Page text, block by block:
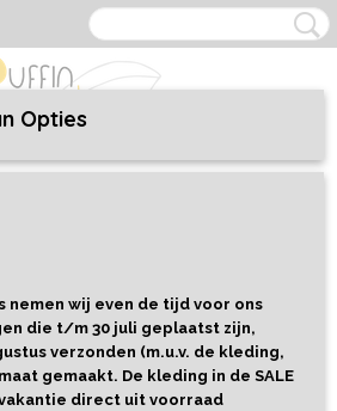
5 6 7 8 ••• 9
Opties
nemen wij even de tijd voor ons
die t/m 30 juli geplaatst zijn,
verzonden (m.u.v. de kleding,
gemaakt. De kleding in de SALE
direct uit voorraad